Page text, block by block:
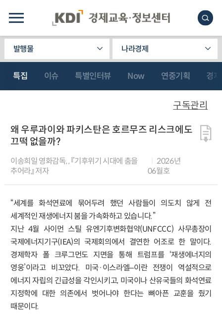
발행물 나라경제
특집 이슈 특별인터뷰 Now 연중기획 경
왜 우루과이와 파키스탄은 호르무즈 리스크에도
끄떡 없을까?
이송희일 영화감독, , 『기후위기 시대에 춤을
추어라』 저자
2026년
06월호
“세계를 화석연료에 묶어두려 했던 사람들이 의도치 않게 전
세계적인 재생에너지 붐을 가속화하고 있습니다.”
지난 4월 사이먼 스틸 유엔기후변화협약(UNFCCC) 사무총장이
국제에너지기구(IEA)의 국제회의에서 결연한 어조로 한 말이다.
경제학자 폴 크루그먼도 지면을 통해 트럼프를 ‘재생에너지의
영웅’이라고 비꼬았다. 미국·이스라엘–이란 전쟁이 역설적으로
에너지 자립의 긴급성을 각인시키고, 미국이나 산유국들의 화석연료
지정학에 대한 의존에서 벗어나야 한다는 뼈아픈 교훈을 줬기
때문이다.
구독관리